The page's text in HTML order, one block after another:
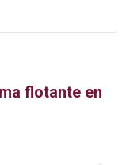
flotante en